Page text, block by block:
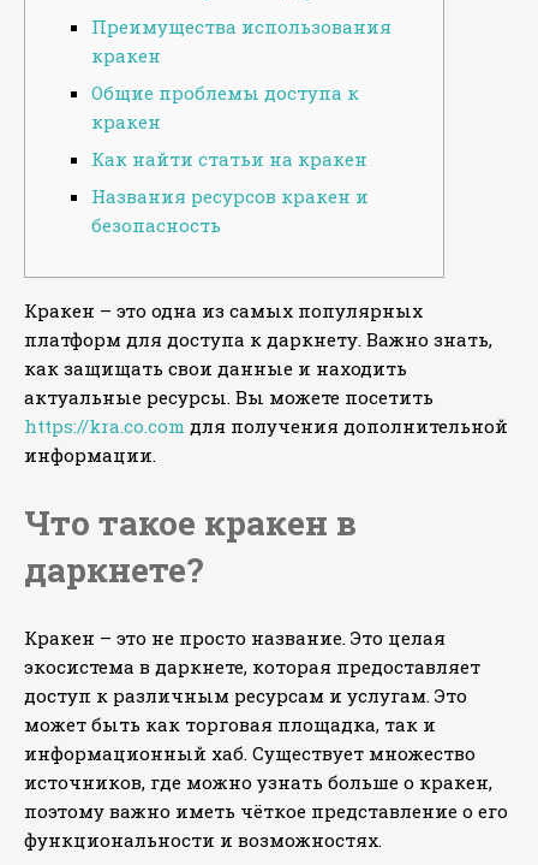
Преимущества использования
кракен
Общие проблемы доступа к
кракен
Как найти статьи на кракен
Названия ресурсов кракен и
безопасность
Кракен – это одна из самых популярных
платформ для доступа к даркнету. Важно знать,
как защищать свои данные и находить
актуальные ресурсы. Вы можете посетить
https://kra.co.com для получения дополнительной
информации.
Что такое кракен в
даркнете?
Кракен – это не просто название. Это целая
экосистема в даркнете, которая предоставляет
доступ к различным ресурсам и услугам. Это
может быть как торговая площадка, так и
информационный хаб. Существует множество
источников, где можно узнать больше о кракен,
поэтому важно иметь чёткое представление о его
функциональности и возможностях.